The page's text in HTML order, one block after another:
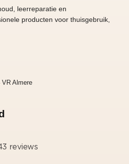
leerreparatie en
producten voor thuisgebruik,
Almere